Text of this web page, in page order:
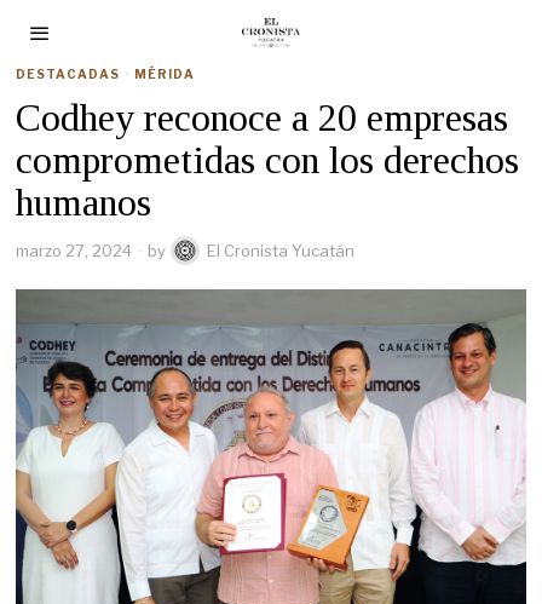
DESTACADAS · MÉRIDA
Codhey reconoce a 20 empresas
comprometidas con los derechos
humanos
marzo 27, 2024 by El Cronista Yucatán